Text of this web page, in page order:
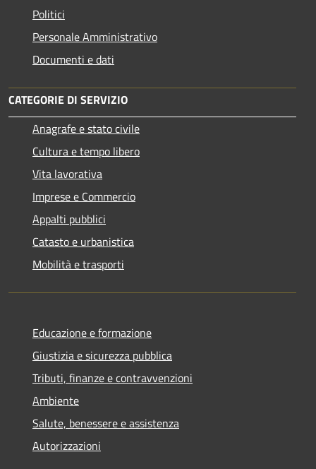
Politici
Personale Amministrativo
Documenti e dati
CATEGORIE DI SERVIZIO
Anagrafe e stato civile
Cultura e tempo libero
Vita lavorativa
Imprese e Commercio
Appalti pubblici
Catasto e urbanistica
Mobilità e trasporti
Educazione e formazione
Giustizia e sicurezza pubblica
Tributi, finanze e contravvenzioni
Ambiente
Salute, benessere e assistenza
Autorizzazioni